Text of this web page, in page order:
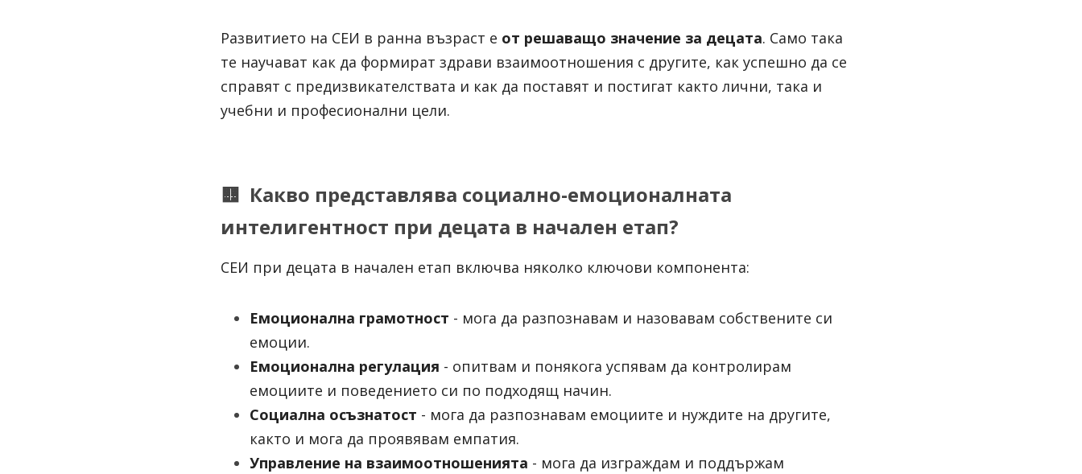
Развитието на СЕИ в ранна възраст е от решаващо значение за децата. Само така
те научават как да формират здрави взаимоотношения с другите, как успешно да се
справят с предизвикателствата и как да поставят и постигат както лични, така и
учебни и професионални цели.
🟨  Какво представлява социално-емоционалната
интелигентност при децата в начален етап?
СЕИ при децата в начален етап включва няколко ключови компонента:
Емоционална грамотност - мога да разпознавам и назовавам собствените си
емоции.
Емоционална регулация - опитвам и понякога успявам да контролирам
емоциите и поведението си по подходящ начин.
Социална осъзнатост - мога да разпознавам емоциите и нуждите на другите,
както и мога да проявявам емпатия.
Управление на взаимоотношенията - мога да изграждам и поддържам